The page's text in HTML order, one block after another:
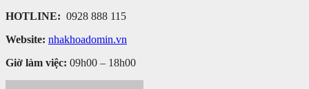
HOTLINE: 0928 888 115
Website: nhakhoadomin.vn
Giờ làm việc: 09h00 – 18h00